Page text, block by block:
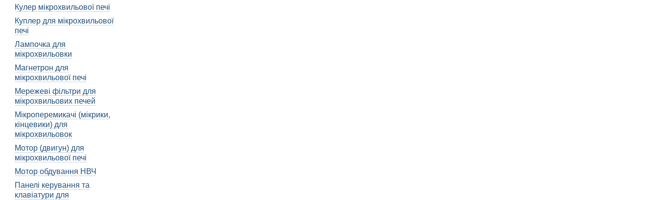
Кулер мікрохвильової печі
Куплер для мікрохвильової
печі
Лампочка для
мікрохвильовки
Магнетрон для
мікрохвильової печі
Мережеві фільтри для
мікрохвильових печей
Мікроперемикачі (мікрики,
кінцевики) для
мікрохвильовок
Мотор (двигун) для
мікрохвильової печі
Мотор обдування НВЧ
Панелі керування та
клавіатури для